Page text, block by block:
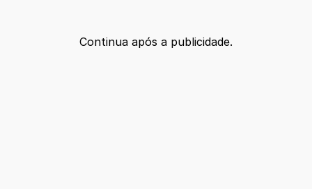
Continua após a publicidade.